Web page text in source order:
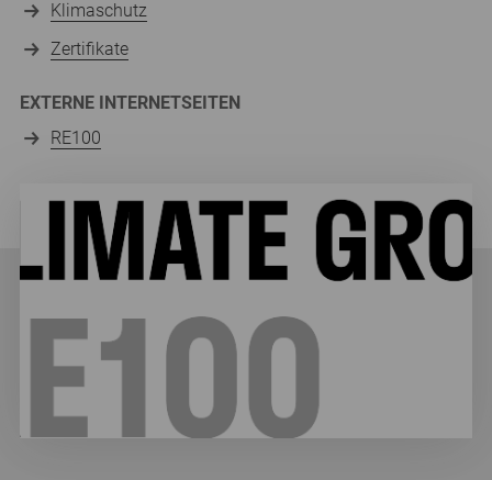
Klimaschutz
Zertifikate
EXTERNE INTERNETSEITEN
RE100